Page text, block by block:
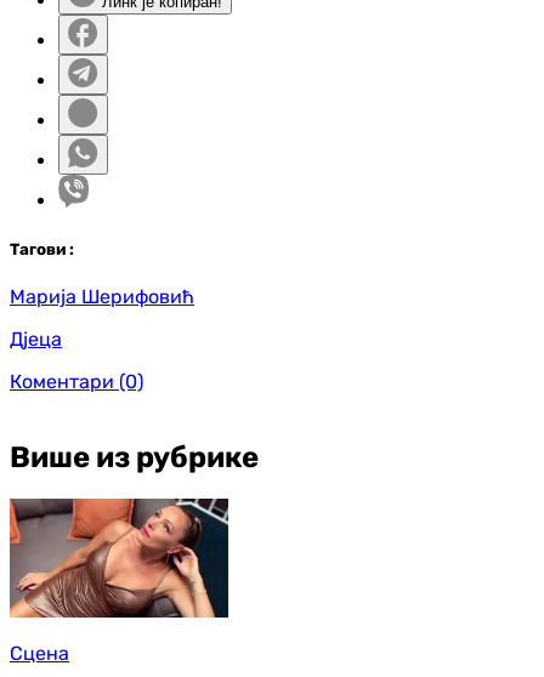
Тагови :
Марија Шерифовић
Дјеца
Коментари (0)
Више из рубрике
Сцена